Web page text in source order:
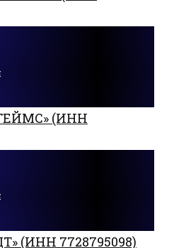
(ИНН
(ИНН 7728795098)